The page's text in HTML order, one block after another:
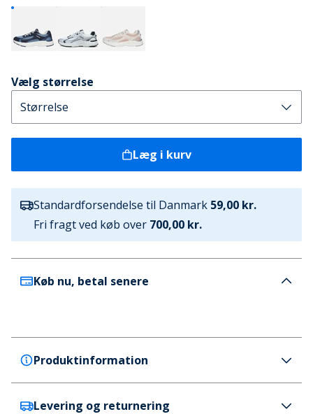
Vælg størrelse
Læg i kurv
Standardforsendelse til Danmark 59,00 kr.
Fri fragt ved køb over 700,00 kr.
Køb nu, betal senere
Produktinformation
Levi's
Levering og returnering